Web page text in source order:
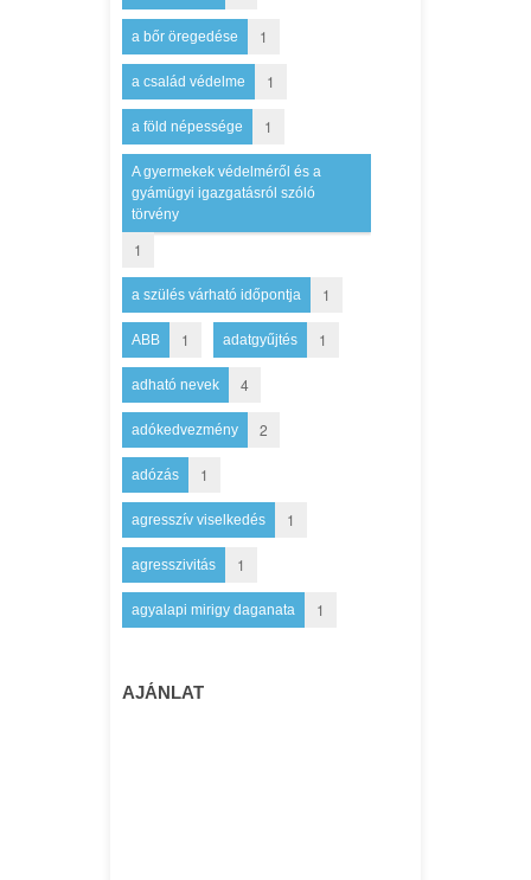
a bőr öregedése 1
a család védelme 1
a föld népessége 1
A gyermekek védelméről és a
gyámügyi igazgatásról szóló
törvény
1
a szülés várható időpontja 1
ABB 1 adatgyűjtés 1
adható nevek 4
adókedvezmény 2
adózás 1
agresszív viselkedés 1
agresszivitás 1
agyalapi mirigy daganata 1
AJÁNLAT